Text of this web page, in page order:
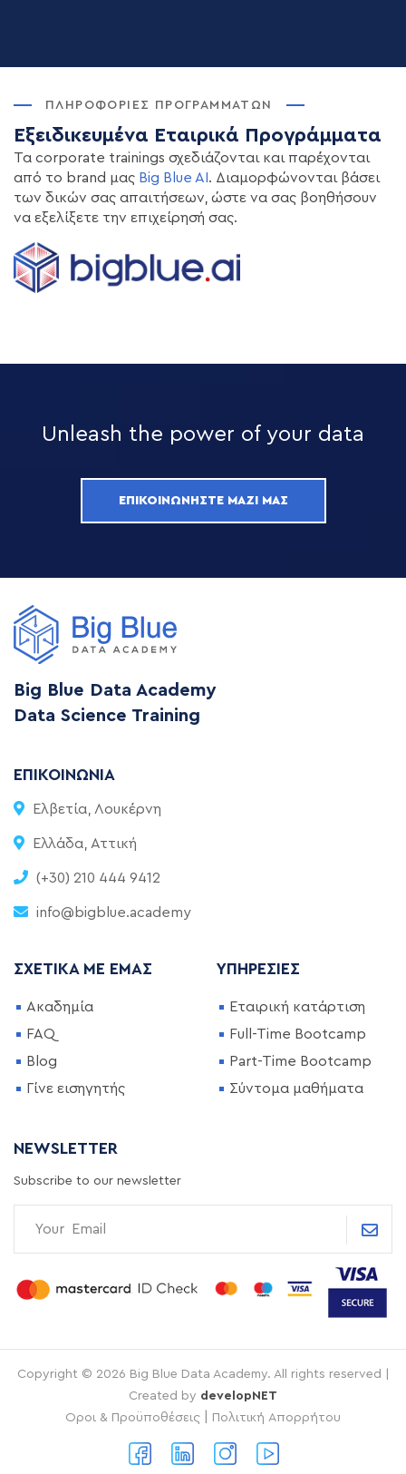
ΠΛΗΡΟΦΟΡΊΕΣ ΠΡΟΓΡΑΜΜΆΤΩΝ
Εξειδικευμένα Εταιρικά Προγράμματα
Τα corporate trainings σχεδιάζονται και παρέχονται
από το brand μας Big Blue AI . Διαμορφώνονται βάσει
των δικών σας απαιτήσεων, ώστε να σας βοηθήσουν
να εξελίξετε την επιχείρησή σας.
Unleash the power of your data
ΕΠΙΚΟΙΝΩΝΉΣΤΕ ΜΑΖΊ ΜΑΣ
Big Blue Data Academy
Data Science Training
ΕΠΙΚΟΙΝΩΝΊΑ
Ελβετία, Λουκέρνη
Ελλάδα, Αττική
(+30) 210 444 9412
info@bigblue.academy
ΣΧΕΤΙΚΆ ΜΕ ΕΜΆΣ
Ακαδημία
FAQ
Blog
Γίνε εισηγητής
ΥΠΗΡΕΣΊΕΣ
Εταιρική κατάρτιση
Full-Time Bootcamp
Part-Time Bootcamp
Σύντομα μαθήματα
NEWSLETTER
Subscribe to our newsletter
Copyright © 2026 Big Blue Data Academy. All rights reserved |
Created by developNET
Οροι & Προϋποθέσεις
Πολιτική Απορρήτου